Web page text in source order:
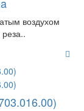
воздухом